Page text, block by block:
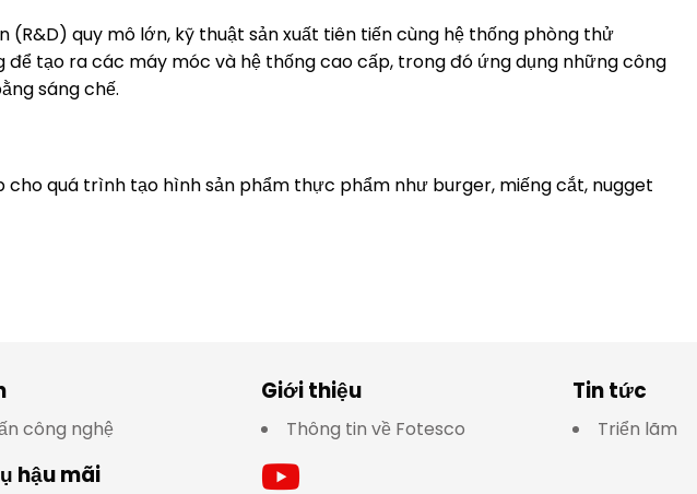
(R&D) quy mô lớn, kỹ thuật sản xuất tiên tiến cùng hệ thống phòng thử
để tạo ra các máy móc và hệ thống cao cấp, trong đó ứng dụng những công
sáng chế.
cho quá trình tạo hình sản phẩm thực phẩm như burger, miếng cắt, nugget
công nghệ
hậu mãi
Giới thiệu
Thông tin về Fotesco
Tin tức
Triển lãm